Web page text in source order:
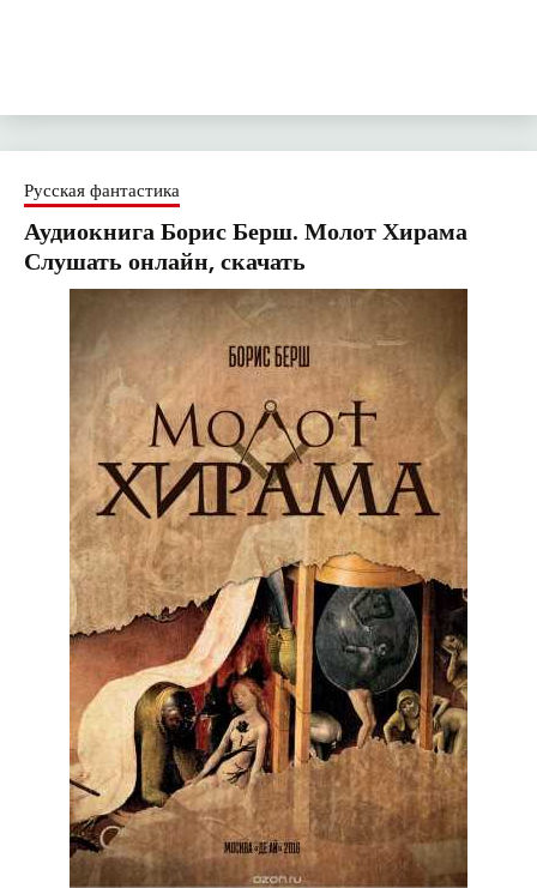
Русская фантастика
Аудиокнига Борис Берш. Молот Хирама
Слушать онлайн, скачать